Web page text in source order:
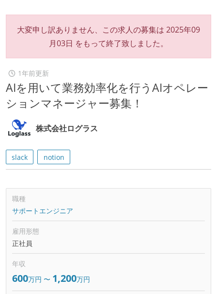
大変申し訳ありません、この求人の募集は 2025年09
月03日 をもって終了致しました。
1年前更新
AIを用いて業務効率化を行うAIオペレー
ションマネージャー募集！
株式会社ログラス
slack notion
職種
サポートエンジニア
雇用形態
正社員
年収
600万円 〜 1,200万円